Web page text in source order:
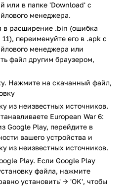
на себя роль великих
и Веллингтона, Блюхера и
Предлагается
десятках сражений, которые
точностью. Всего игра разбита
скачать European
Только так можно в полной
проекта.
в завоевании Европы,
все больше и больше
знамена непобедимую
страх среди противников.
для своих военных кампаний и
или в папке 'Download' с
менеджера.
в расширение .bin (ошибка
переименуйте его в .apk с
менеджера или
файл другим браузером,
Нажмите на скачанный файл,
из неизвестных источников.
European War 6:
Google Play, перейдите в
вашего устройства и
из неизвестных источников.
Play. Если Google Play
файла, нажмите
установить' → 'OK', чтобы